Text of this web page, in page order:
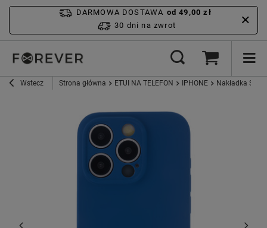
DARMOWA DOSTAWA od 49,00 zł
30 dni na zwrot
Wstecz Strona główna ETUI NA TELEFON IPHONE Nakładka Soft